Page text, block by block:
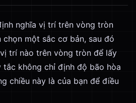
nghĩa vị trí trên vòng tròn
chọn một sắc cơ bản, sau đó
trí nào trên vòng tròn để lấy
tắc không chỉ định độ bão hòa
chiều này là của bạn để điều